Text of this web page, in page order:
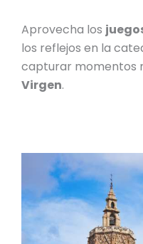
Aprovecha los
los reflejos en la
capturar momentos
Virgen.